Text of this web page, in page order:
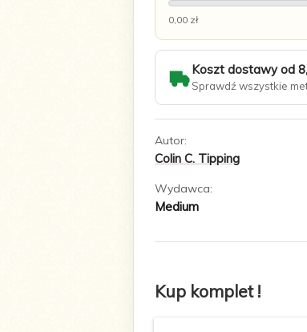
0,00 zł
Koszt dostawy od
Sprawdź wszystkie
Autor:
Colin C. Tipping
Wydawca:
Medium
Kup komplet !